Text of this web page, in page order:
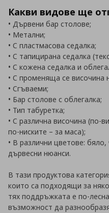
Какви видове ще
• Дървени бар столове;
• Метални;
• С пластмасова седалка;
• С тапицирана седалка
• С кожена седалка и
• С променяща се височина
• Сгъваеми;
• Бар столове с облегалка;
• Тип табуретка;
• С различна височина (по-
по-ниските – за маса);
• В различни цветове:
дървесни нюанси.
В тази продуктова
които са подходящи за
тях поддръжката е по-
възможност да